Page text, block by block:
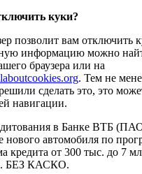
куки?
позволит вам отключить
информацию можно
браузера или на
. Тем не
сделать это, это
навигации.
в Банке ВТБ
нового автомобиля по
кредита от 300 тыс. до 7
БЕЗ КАСКО.